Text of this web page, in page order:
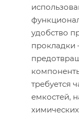
удобство
требуется
емкостей,